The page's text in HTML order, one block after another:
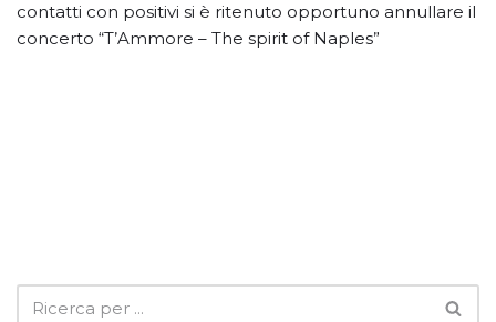
contatti con positivi si è ritenuto opportuno annullare il
concerto “T’Ammore – The spirit of Naples”